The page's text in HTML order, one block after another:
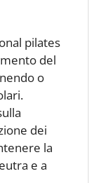
pilates
del
o
dei
la
e a